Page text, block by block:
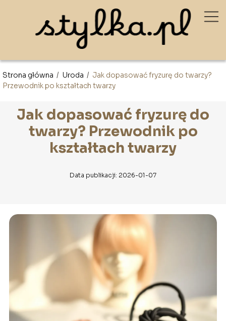
Strona główna / Uroda / Jak dopasować fryzurę do twarzy?
Przewodnik po kształtach twarzy
Jak dopasować fryzurę do
twarzy? Przewodnik po
kształtach twarzy
Data publikacji: 2026-01-07